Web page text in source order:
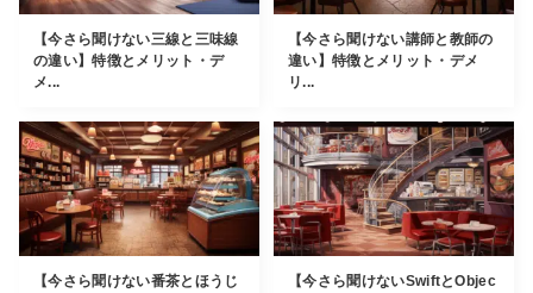
【今さら聞けない三線と三味線
の違い】特徴とメリット・デ
メ...
【今さら聞けない講師と教師の
違い】特徴とメリット・デメ
リ...
【今さら聞けない番茶とほうじ
【今さら聞けないSwiftとObjec